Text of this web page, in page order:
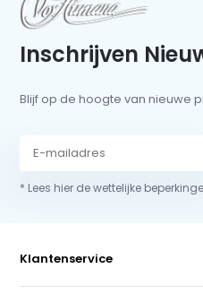
Inschrijven
Blijf op de hoogte van nieuwe
* Lees hier de wettelijke
Klantenservice